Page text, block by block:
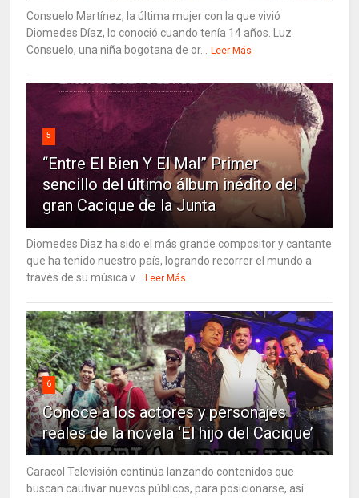
Consuelo Martínez, la última mujer con la que vivió
Diomedes Díaz, lo conoció cuando tenía 14 años. Luz
Consuelo, una niña bogotana de or... Leer Más
5
“Entre El Bien Y El Mal” Primer
sencillo del último álbum inédito del
gran Cacique de la Junta
Diomedes Diaz ha sido el más grande compositor y cantante
que ha tenido nuestro país, logrando recorrer el mundo a
través de su música v... Leer Más
6
Conoce a los actores y personajes
reales de la novela ‘El hijo del Cacique’
Caracol Televisión continúa lanzando contenidos que
buscan cautivar nuevos públicos, para posicionarse, así